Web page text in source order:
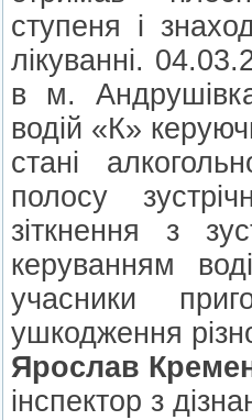
ступеня і
лікуванні.
в м.
водій «К»
стані
полосу
зіткнення з
керуванням
учасники
ушкодження
Ярослав
інспектор з